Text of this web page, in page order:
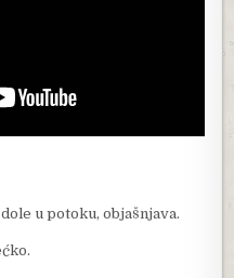
u potoku, objašnjava.